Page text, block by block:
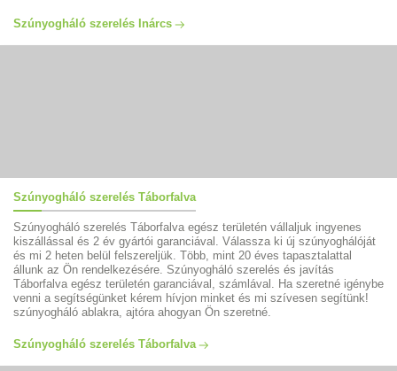
Szúnyogháló szerelés Inárcs
Szúnyogháló szerelés Táborfalva
Szúnyogháló szerelés Táborfalva egész területén vállaljuk ingyenes
kiszállással és 2 év gyártói garanciával. Válassza ki új szúnyoghálóját
és mi 2 heten belül felszereljük. Több, mint 20 éves tapasztalattal
állunk az Ön rendelkezésére. Szúnyogháló szerelés és javítás
Táborfalva egész területén garanciával, számlával. Ha szeretné igénybe
venni a segítségünket kérem hívjon minket és mi szívesen segítünk!
szúnyogháló ablakra, ajtóra ahogyan Ön szeretné.
Szúnyogháló szerelés Táborfalva